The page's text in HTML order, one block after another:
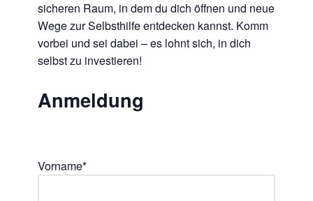
sicheren Raum, in dem du dich öffnen und neue
Wege zur Selbsthilfe entdecken kannst. Komm
vorbei und sei dabei – es lohnt sich, in dich
selbst zu investieren!
Anmeldung
Vorname*